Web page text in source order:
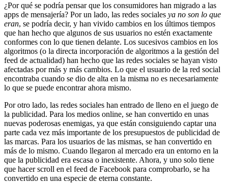
¿Por qué se podría pensar que los consumidores han migrado a las
apps de mensajería? Por un lado, las redes sociales ya no son lo que
eran, se podría decir, y han vivido cambios en los últimos tiempos
que han hecho que algunos de sus usuarios no estén exactamente
conformes con lo que tienen delante. Los sucesivos cambios en los
algoritmos (o la directa incorporación de algoritmos a la gestión del
feed de actualidad) han hecho que las redes sociales se hayan visto
afectadas por más y más cambios. Lo que el usuario de la red social
encontraba cuando se dio de alta en la misma no es necesariamente
lo que se puede encontrar ahora mismo.
Por otro lado, las redes sociales han entrado de lleno en el juego de
la publicidad. Para los medios online, se han convertido en unas
nuevas poderosas enemigas, ya que están consiguiendo captar una
parte cada vez más importante de los presupuestos de publicidad de
las marcas. Para los usuarios de las mismas, se han convertido en
más de lo mismo. Cuando llegaron al mercado era un entorno en la
que la publicidad era escasa o inexistente. Ahora, y uno solo tiene
que hacer scroll en el feed de Facebook para comprobarlo, se ha
convertido en una especie de eterna constante.